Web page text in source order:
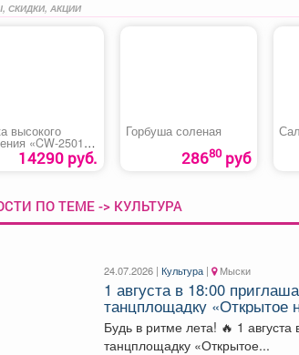
СКИДКИ, АКЦИИ
высокого
«CW-2501EI
14290 руб.
Горбуша соленая
28680руб
ПО ТЕМЕ -> КУЛЬТУРА
24.07.2026 | Культура | Мыски
1 августа в 18:00
танцплощадку «Открытое
атмосферных событий
Будь в ритме лета! 🔥 1 августа в 18:00 приглашаем вас на
танцплощадку «Открытое...